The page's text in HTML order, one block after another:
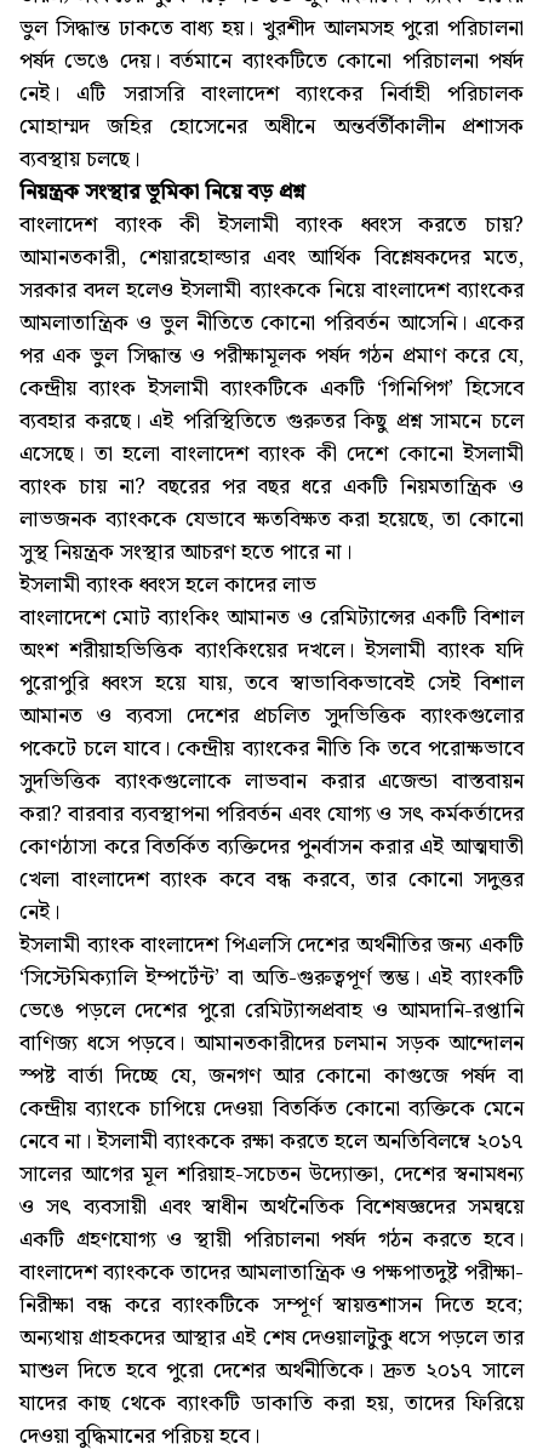
ভুল সিদ্ধান্ত ঢাকতে বাধ্য হয়। খুরশীদ আলমসহ পুরো পরিচালনা
পর্ষদ ভেঙে দেয়। বর্তমানে ব্যাংকটিতে কোনো পরিচালনা পর্ষদ
নেই। এটি সরাসরি বাংলাদেশ ব্যাংকের নির্বাহী পরিচালক
মোহাম্মদ জহির হোসেনের অধীনে অন্তর্বর্তীকালীন প্রশাসক
ব্যবস্থায় চলছে।
নিয়ন্ত্রক সংস্থার ভূমিকা নিয়ে বড় প্রশ্ন
বাংলাদেশ ব্যাংক কী ইসলামী ব্যাংক ধ্বংস করতে চায়?
আমানতকারী, শেয়ারহোল্ডার এবং আর্থিক বিশ্লেষকদের মতে,
সরকার বদল হলেও ইসলামী ব্যাংককে নিয়ে বাংলাদেশ ব্যাংকের
আমলাতান্ত্রিক ও ভুল নীতিতে কোনো পরিবর্তন আসেনি। একের
পর এক ভুল সিদ্ধান্ত ও পরীক্ষামূলক পর্ষদ গঠন প্রমাণ করে যে,
কেন্দ্রীয় ব্যাংক ইসলামী ব্যাংকটিকে একটি ‘গিনিপিগ’ হিসেবে
ব্যবহার করছে। এই পরিস্থিতিতে গুরুতর কিছু প্রশ্ন সামনে চলে
এসেছে। তা হলো বাংলাদেশ ব্যাংক কী দেশে কোনো ইসলামী
ব্যাংক চায় না? বছরের পর বছর ধরে একটি নিয়মতান্ত্রিক ও
লাভজনক ব্যাংককে যেভাবে ক্ষতবিক্ষত করা হয়েছে, তা কোনো
সুস্থ নিয়ন্ত্রক সংস্থার আচরণ হতে পারে না।
ইসলামী ব্যাংক ধ্বংস হলে কাদের লাভ
বাংলাদেশে মোট ব্যাংকিং আমানত ও রেমিট্যান্সের একটি বিশাল
অংশ শরীয়াহভিত্তিক ব্যাংকিংয়ের দখলে। ইসলামী ব্যাংক যদি
পুরোপুরি ধ্বংস হয়ে যায়, তবে স্বাভাবিকভাবেই সেই বিশাল
আমানত ও ব্যবসা দেশের প্রচলিত সুদভিত্তিক ব্যাংকগুলোর
পকেটে চলে যাবে। কেন্দ্রীয় ব্যাংকের নীতি কি তবে পরোক্ষভাবে
সুদভিত্তিক ব্যাংকগুলোকে লাভবান করার এজেন্ডা বাস্তবায়ন
করা? বারবার ব্যবস্থাপনা পরিবর্তন এবং যোগ্য ও সৎ কর্মকর্তাদের
কোণঠাসা করে বিতর্কিত ব্যক্তিদের পুনর্বাসন করার এই আত্মঘাতী
খেলা বাংলাদেশ ব্যাংক কবে বন্ধ করবে, তার কোনো সদুত্তর
নেই।
ইসলামী ব্যাংক বাংলাদেশ পিএলসি দেশের অর্থনীতির জন্য একটি
‘সিস্টেমিক্যালি ইম্পর্টেন্ট’ বা অতি-গুরুত্বপূর্ণ স্তম্ভ। এই ব্যাংকটি
ভেঙে পড়লে দেশের পুরো রেমিট্যান্সপ্রবাহ ও আমদানি-রপ্তানি
বাণিজ্য ধসে পড়বে। আমানতকারীদের চলমান সড়ক আন্দোলন
স্পষ্ট বার্তা দিচ্ছে যে, জনগণ আর কোনো কাগুজে পর্ষদ বা
কেন্দ্রীয় ব্যাংকে চাপিয়ে দেওয়া বিতর্কিত কোনো ব্যক্তিকে মেনে
নেবে না। ইসলামী ব্যাংককে রক্ষা করতে হলে অনতিবিলম্বে ২০১৭
সালের আগের মূল শরিয়াহ-সচেতন উদ্যোক্তা, দেশের স্বনামধন্য
ও সৎ ব্যবসায়ী এবং স্বাধীন অর্থনৈতিক বিশেষজ্ঞদের সমন্বয়ে
একটি গ্রহণযোগ্য ও স্থায়ী পরিচালনা পর্ষদ গঠন করতে হবে।
বাংলাদেশ ব্যাংককে তাদের আমলাতান্ত্রিক ও পক্ষপাতদুষ্ট পরীক্ষা-
নিরীক্ষা বন্ধ করে ব্যাংকটিকে সম্পূর্ণ স্বায়ত্তশাসন দিতে হবে;
অন্যথায় গ্রাহকদের আস্থার এই শেষ দেওয়ালটুকু ধসে পড়লে তার
মাশুল দিতে হবে পুরো দেশের অর্থনীতিকে। দ্রুত ২০১৭ সালে
যাদের কাছ থেকে ব্যাংকটি ডাকাতি করা হয়, তাদের ফিরিয়ে
দেওয়া বুদ্ধিমানের পরিচয় হবে।